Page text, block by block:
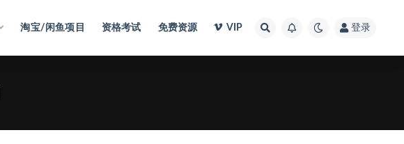
淘宝/闲鱼项目 资格考试 免费资源 VIP 登录